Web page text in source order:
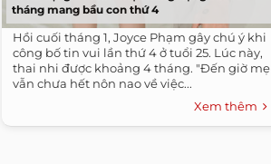
tháng mang bầu con thứ 4
Hồi cuối tháng 1, Joyce Phạm gây chú ý khi
công bố tin vui lần thứ 4 ở tuổi 25. Lúc này,
thai nhi được khoảng 4 tháng. "Đến giờ mẹ
vẫn chưa hết nôn nao về việc...
Xem thêm